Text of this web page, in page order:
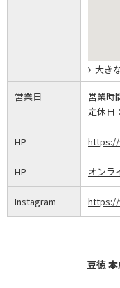
大き
営業日 営業時
定休日：
HP https://
HP オンラ
Instagram https://
豆徳